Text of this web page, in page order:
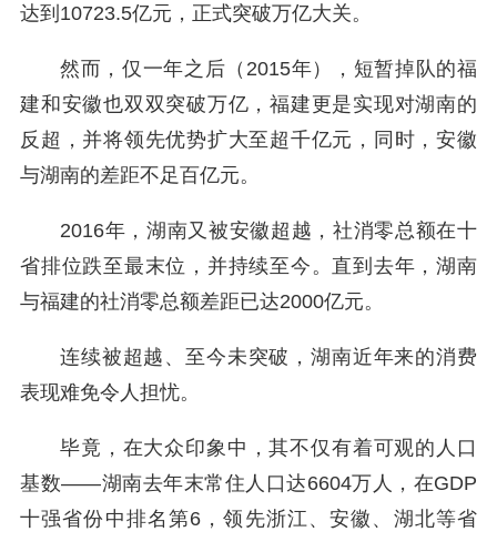
达到10723.5亿元，正式突破万亿大关。
然而，仅一年之后（2015年），短暂掉队的福
建和安徽也双双突破万亿，福建更是实现对湖南的
反超，并将领先优势扩大至超千亿元，同时，安徽
与湖南的差距不足百亿元。
2016年，湖南又被安徽超越，社消零总额在十
省排位跌至最末位，并持续至今。直到去年，湖南
与福建的社消零总额差距已达2000亿元。
连续被超越、至今未突破，湖南近年来的消费
表现难免令人担忧。
毕竟，在大众印象中，其不仅有着可观的人口
基数——湖南去年末常住人口达6604万人，在GDP
十强省份中排名第6，领先浙江、安徽、湖北等省